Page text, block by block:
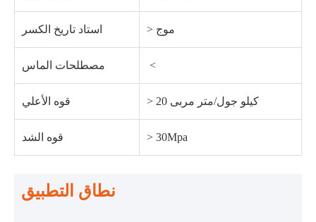
استاد تاريخ الكسر > موج
مصطلحات الماس ‏> ‏
قوه الأعلي > 20 كيلو جول/متر مربى
قوه الشد > 30Mpa
نطاق التطبيق